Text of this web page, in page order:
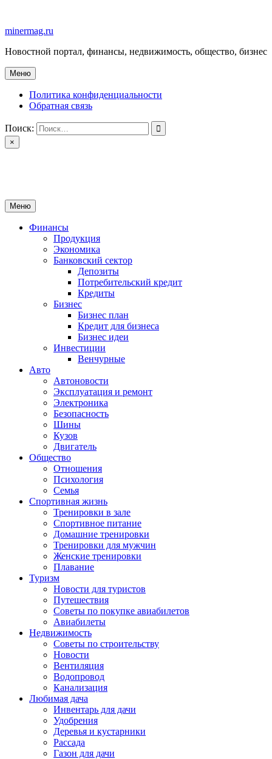
содержимому
minermag.ru
Новостной портал, финансы, недвижимость, общество, бизнес
Меню
Политика конфиденциальности
Обратная связь
Поиск:
×
Меню
Финансы
Продукция
Экономика
Банковский сектор
Депозиты
Потребительский кредит
Кредиты
Бизнес
Бизнес план
Кредит для бизнеса
Бизнес идеи
Инвестиции
Венчурные
Авто
Автоновости
Эксплуатация и ремонт
Электроника
Безопасность
Шины
Кузов
Двигатель
Общество
Отношения
Психология
Семья
Спортивная жизнь
Тренировки в зале
Спортивное питание
Домашние тренировки
Тренировки для мужчин
Женские тренировки
Плавание
Туризм
Новости для туристов
Путешествия
Советы по покупке авиабилетов
Авиабилеты
Недвижимость
Советы по строительству
Новости
Вентиляция
Водопровод
Канализация
Любимая дача
Инвентарь для дачи
Удобрения
Деревья и кустарники
Рассада
Газон для дачи